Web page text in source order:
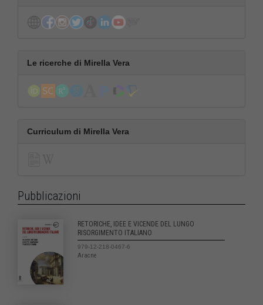
Le ricerche di Mirella Vera
Curriculum di Mirella Vera
Pubblicazioni
RETORICHE, IDEE E VICENDE DEL LUNGO
RISORGIMENTO ITALIANO
979-12-218-0467-6
Aracne